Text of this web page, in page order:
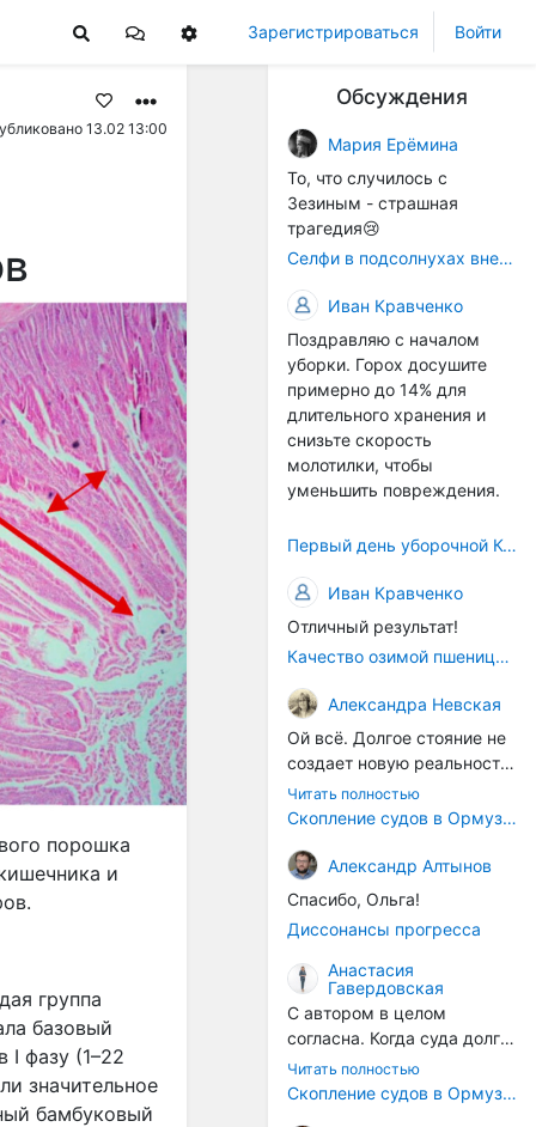
Зарегистрироваться Войти
13.02 13:00
порошка
и
группа
базовый
I фазу (1–22
значительное
бамбуковый
Обсуждения
Мария Ерёмина
То, что случилось с
Зезиным - страшная
трагедия😢
Селфи в подсолнухах вне закона: За проникновение на сельхозземли без разрешения хотят штрафовать
Иван Кравченко
Поздравляю с началом
уборки. Горох досушите
примерно до 14% для
длительного хранения и
снизьте скорость
молотилки, чтобы
уменьшить повреждения.
Первый день уборочной Компании 2026🫡Считаю открытым.
Иван Кравченко
Отличный результат!
Качество озимой пшеницы 2026 год
Александра Невская
Ой всё. Долгое стояние не
создает новую реальность.
Морские организмы всегда
накапливаются на судах.
на чистку от тех самых
организмов. И год за
годом, век за веком суда
разносят эти самые
организмы по пути
следования.
Читать полностью
Скопление судов в Ормузском проливе грозит катастрофическим распространением инвазивных видов
Александр Алтынов
Спасибо, Ольга!
Диссонансы прогресса
Анастасия
Гавердовская
С автором в целом
согласна. Когда суда долго
стоят в теплой воде, на их
корпусах активно
Читать полностью
Скопление судов в Ормузском проливе грозит катастрофическим распространением инвазивных видов